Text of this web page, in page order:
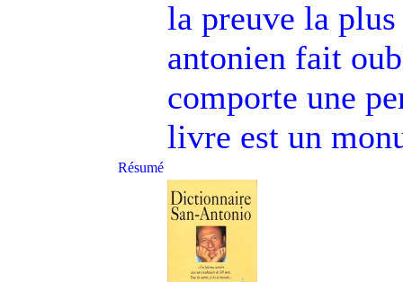
la preuve la
antonien fait
comporte une
livre est un
Résumé